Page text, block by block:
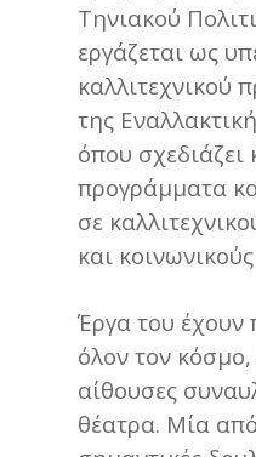
Τηνιακού
εργάζεται ως
καλλιτεχνικού
της
όπου σχεδιάζει
προγράμματα
σε
και
Έργα του έχουν
όλον τον
αίθουσες
θέατρα. Μία